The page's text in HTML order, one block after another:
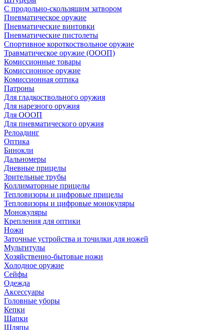
С продольно-скользящим затвором
Пневматическое оружие
Пневматические винтовки
Пневматические пистолеты
Спортивное короткоствольное оружие
Травматическое оружие (ОООП)
Комиссионные товары
Комиссионное оружие
Комиссионная оптика
Патроны
Для гладкоствольного оружия
Для нарезного оружия
Для ОООП
Для пневматического оружия
Релоадинг
Оптика
Бинокли
Дальномеры
Дневные прицелы
Зрительные трубы
Коллиматорные прицелы
Тепловизоры и цифровые прицелы
Тепловизоры и цифровые монокуляры
Монокуляры
Крепления для оптики
Ножи
Заточные устройства и точилки для ножей
Мультитулы
Хозяйственно-бытовые ножи
Холодное оружие
Сейфы
Одежда
Аксессуары
Головные уборы
Кепки
Шапки
Шляпы